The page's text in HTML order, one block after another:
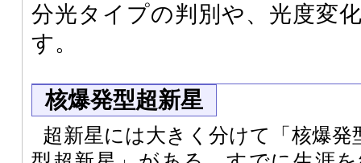
分光タイプの判別や、光度変
す。
核爆発型超新星
超新星には大きく分けて「核爆発